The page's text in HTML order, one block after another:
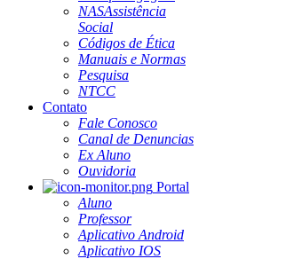
NASAssistência
Social
Códigos de Ética
Manuais e Normas
Pesquisa
NTCC
Contato
Fale Conosco
Canal de Denuncias
Ex Aluno
Ouvidoria
Portal
Aluno
Professor
Aplicativo Android
Aplicativo IOS